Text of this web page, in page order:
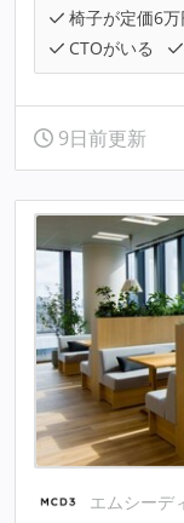
椅子が定価6
CTOがいる
9日前更新
エムシーデ